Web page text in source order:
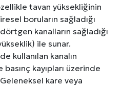
tavan yüksekliğinin
boruların sağladığı
kanalların sağladığı
ile sunar.
kullanılan kanalın
kayıpları üzerinde
kare veya